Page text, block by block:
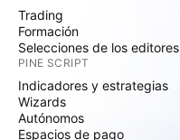
Trading
Formación
Selecciones de los editores
PINE SCRIPT
Indicadores y estrategias
Wizards
Autónomos
Espacios de pago